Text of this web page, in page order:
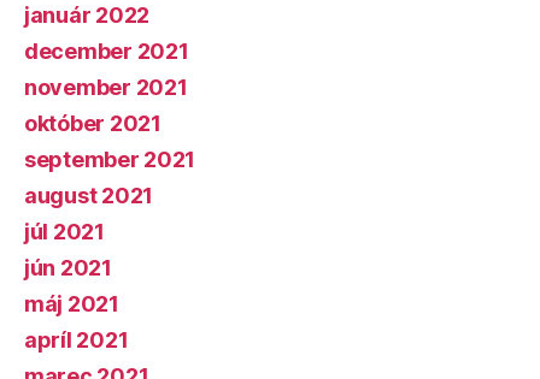
január 2022
december 2021
november 2021
október 2021
september 2021
august 2021
júl 2021
jún 2021
máj 2021
apríl 2021